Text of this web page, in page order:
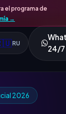
el programa de
→
RU
24/7
2026